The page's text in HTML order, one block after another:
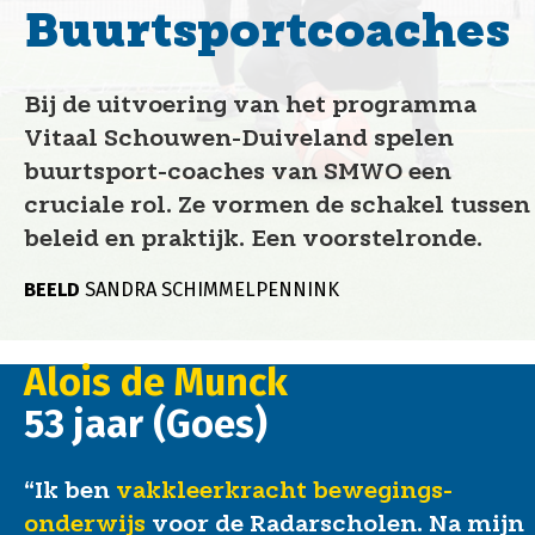
Buurtsportcoaches
Bij de uitvoering van het programma
Vitaal Schouwen-Duiveland spelen
buurtsport-coaches van SMWO een
cruciale rol. Ze vormen de schakel tussen
beleid en praktijk. Een voorstelronde.
BEELD SANDRA SCHIMMELPENNINK
Alois de Munck
53 jaar (Goes)
“Ik ben vakkleerkracht bewegings­
onderwijs voor de Radarscholen. Na mijn